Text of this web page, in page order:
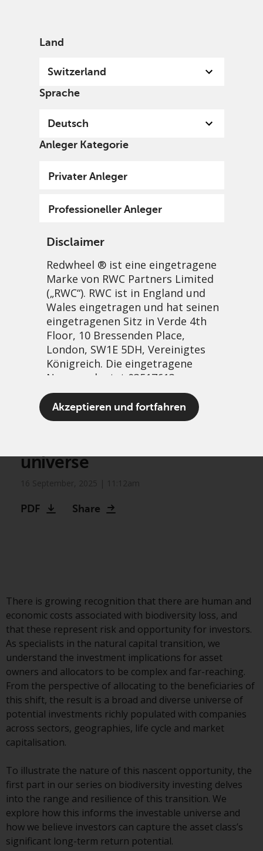
Land
Switzerland
Sprache
Deutsch
Anleger Kategorie
Privater Anleger
Professioneller Anleger
Disclaimer
Redwheel ® ist eine eingetragene
Marke von RWC Partners Limited
(„RWC“). RWC ist in England und
Wales eingetragen und hat seinen
eingetragenen Sitz in Verde 4th
Floor, 10 Bressenden Place,
London, SW1E 5DH, Vereinigtes
Königreich. Die eingetragene
Nummer lautet 03517613.
Der Begriff „Redwheel“ kann ein
oder mehrere Unternehmen der
Management LLP, die jeweils von
Asset Management LLP, von den
(Pte) Limited, die von der
Monetary Authority of Singapore
als lizenzierte
Fondsverwaltungsgesellschaft
lizenziert ist; Redwheel Australia
Pty Ltd ist ein australischer
Finanzdienstleistungslizenznehmer
bei der Australian Securities and
Investment Commission; und
Redwheel Europe
Fondsmæglerselskab A/S, die von
Finanzaufsichtsbehörde reguliert
wird.
Durch den Zugriff auf diese
Website erklären Sie, dass Sie die
folgenden
Akzeptieren und fortfahren
Biodiversity frontiers:
Unlocking growth in an
universe
PDF Share
There is growing recognition that there are human and
economic costs associated with biodiversity loss, and
that these represent risk and opportunity for investors.
As specialists in the natural capital transition, we
understand the investment implications for asset
owners and allocators to be complex and far-reaching.
From the perspective of allocating to the beneficiaries of
this shift, the result is a broad and diverse universe of
potential investments richly populated with companies
across sectors, geographies, life cycle and market
capitalisation.
To illustrate the nature of this nascent opportunity, the
first part in our series on biodiversity investing delves
into the range and resilience of this transition. We
explore how this informs the investable universe and
how we believe investors can capture the asset class’s
significant long-term return potential.